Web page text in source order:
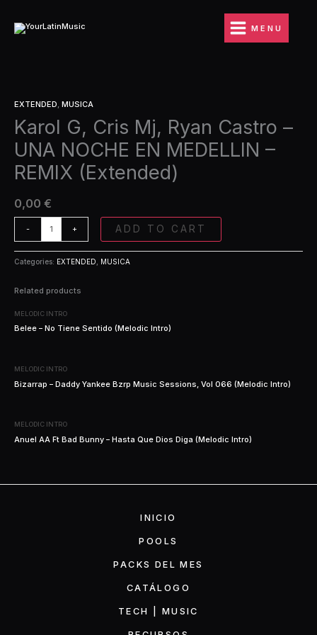
contenido
MENU
EXTENDED, MUSICA
Karol G, Cris Mj, Ryan Castro –
UNA NOCHE EN MEDELLIN –
REMIX (Extended)
0,00 €
-
G,
Cris
Mj,
Ryan
-
NOCHE
EN
MEDELLIN
REMIX
quantity
+ ADD TO CART
Categories: EXTENDED MUSICA
Related products
MELODIC INTRO
Belee – No Tiene Sentido (Melodic Intro)
MELODIC INTRO
Bizarrap – Daddy Yankee Bzrp Music Sessions, Vol 066 (Melodic Intro)
MELODIC INTRO
Anuel AA Ft Bad Bunny – Hasta Que Dios Diga (Melodic Intro)
INICIO
POOLS
PACKS DEL MES
CATÁLOGO
TECH | MUSIC
Ryan
Castro
MEDELLIN
-
REMIX
(Extended)